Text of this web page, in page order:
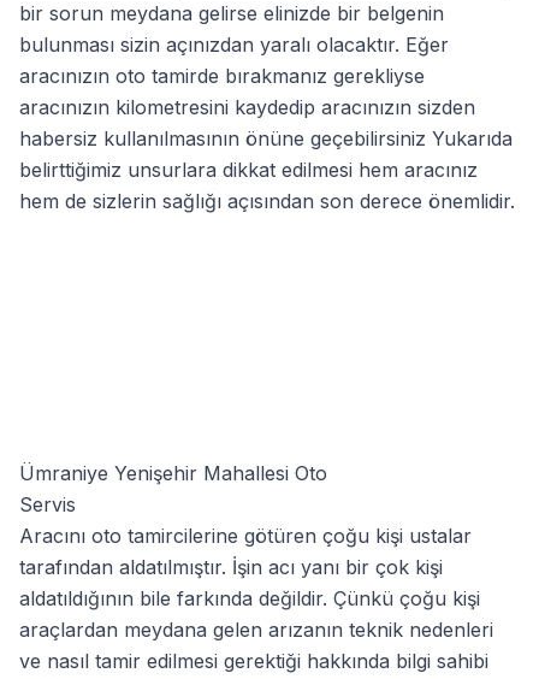
bir sorun meydana gelirse elinizde bir belgenin
bulunması sizin açınızdan yaralı olacaktır. Eğer
aracınızın oto tamirde bırakmanız gerekliyse
aracınızın kilometresini kaydedip aracınızın sizden
habersiz kullanılmasının önüne geçebilirsiniz Yukarıda
belirttiğimiz unsurlara dikkat edilmesi hem aracınız
hem de sizlerin sağlığı açısından son derece önemlidir.
Ümraniye Yenişehir Mahallesi Oto
Servis
Aracını oto tamircilerine götüren çoğu kişi ustalar
tarafından aldatılmıştır. İşin acı yanı bir çok kişi
aldatıldığının bile farkında değildir. Çünkü çoğu kişi
araçlardan meydana gelen arızanın teknik nedenleri
ve nasıl tamir edilmesi gerektiği hakkında bilgi sahibi